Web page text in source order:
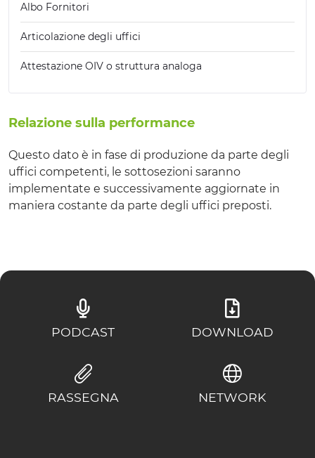
Albo Fornitori
Articolazione degli uffici
Attestazione OIV o struttura analoga
Relazione sulla performance
Questo dato è in fase di produzione da parte degli
uffici competenti, le sottosezioni saranno
implementate e successivamente aggiornate in
maniera costante da parte degli uffici preposti.
PODCAST DOWNLOAD
RASSEGNA NETWORK